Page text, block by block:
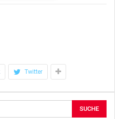
Universal Beach Hotels
Dafür startet die
Sea Club in mehreren
verbindet.
Pop, einer
Twitter